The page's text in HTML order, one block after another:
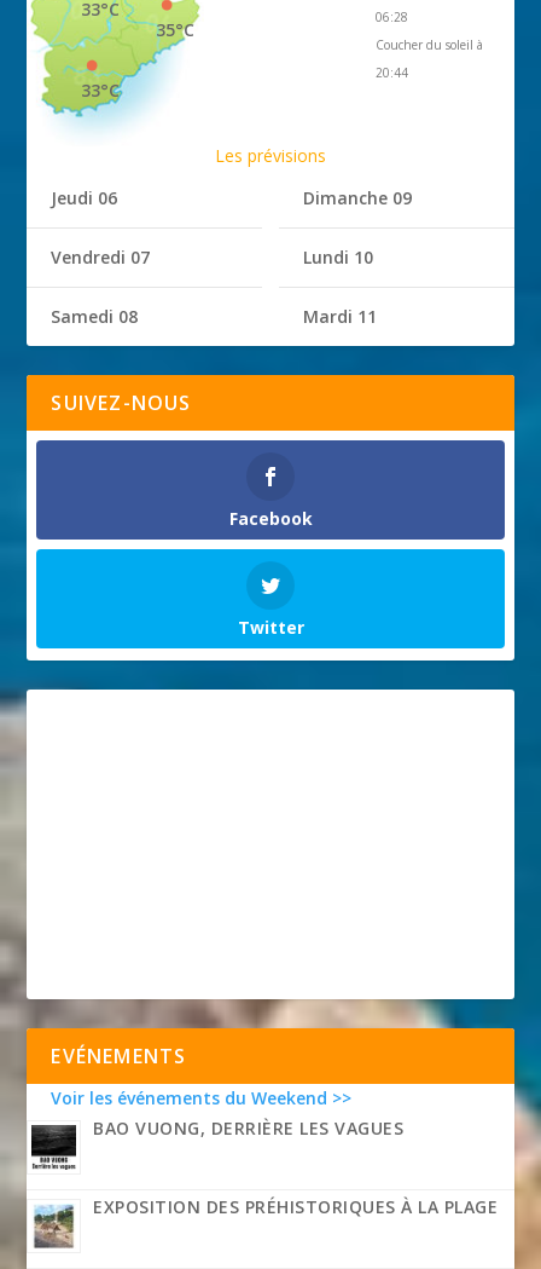
35°C
33°C
33°C
06:28
Coucher du soleil à
20:44
Les prévisions
Jeudi 06
Vendredi 07
Samedi 08
Dimanche 09
Lundi 10
Mardi 11
SUIVEZ-NOUS
Facebook
Twitter
EVÉNEMENTS
Voir les événements du Weekend >>
BAO VUONG, DERRIÈRE LES VAGUES
EXPOSITION DES PRÉHISTORIQUES À LA PLAGE